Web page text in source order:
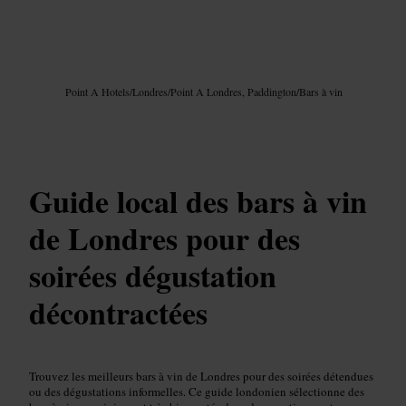
Point A Hotels/Londres/Point A Londres, Paddington/Bars à vin
Guide local des bars à vin
de Londres pour des
soirées dégustation
décontractées
Trouvez les meilleurs bars à vin de Londres pour des soirées détendues
ou des dégustations informelles. Ce guide londonien sélectionne des